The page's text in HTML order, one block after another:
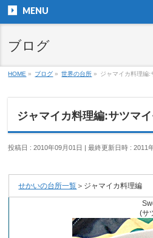
MENU
ブログ
HOME » ブログ » 世界の台所 » ジャマイカ料理編:
ジャマイカ料理編:サツマ
投稿日 : 2010年09月01日 最終更新日時 : 2011
せかいの台所一覧 ＞ジャマイカ料理編
(サ